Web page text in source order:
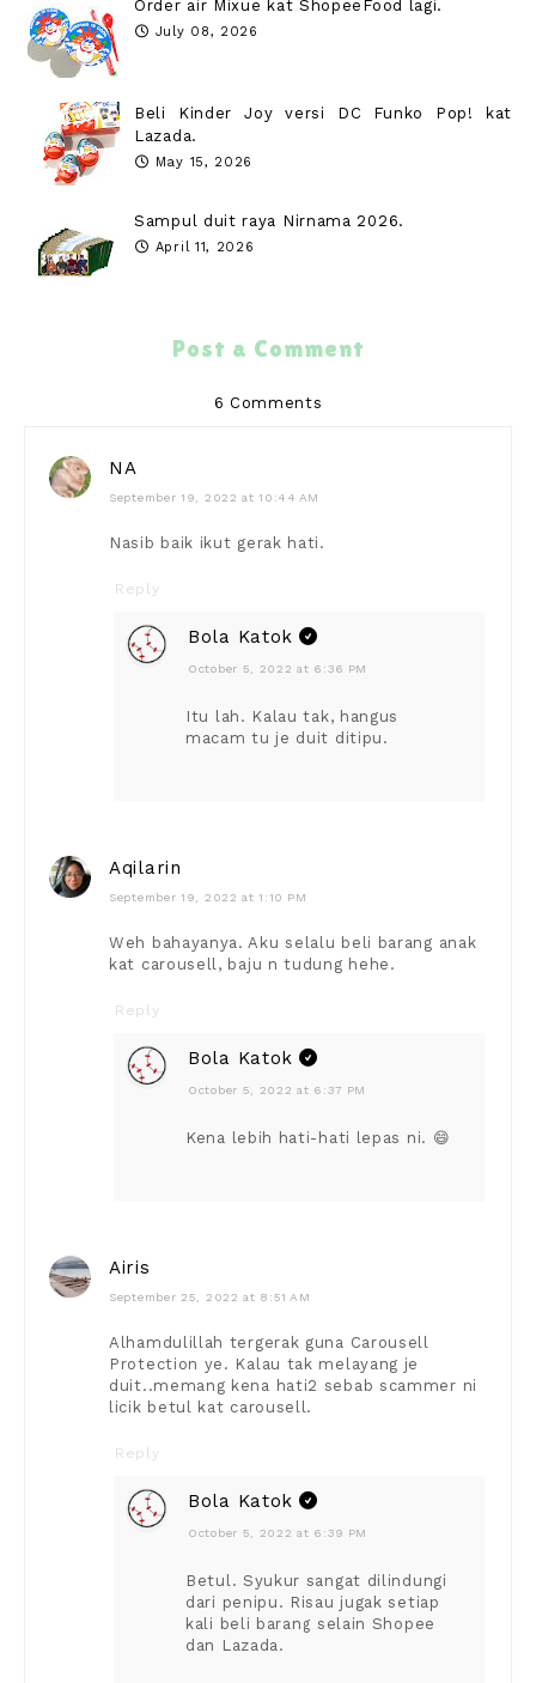
Order air Mixue kat ShopeeFood lagi.
July 08, 2026
Beli Kinder Joy versi DC Funko Pop! kat
Lazada.
May 15, 2026
Sampul duit raya Nirnama 2026.
April 11, 2026
Post a Comment
6 Comments
NA
September 19, 2022 at 10:44 AM
Nasib baik ikut gerak hati.
Reply
Bola Katok
October 5, 2022 at 6:36 PM
Itu lah. Kalau tak, hangus
macam tu je duit ditipu.
Aqilarin
September 19, 2022 at 1:10 PM
Weh bahayanya. Aku selalu beli barang anak
kat carousell, baju n tudung hehe.
Reply
Bola Katok
October 5, 2022 at 6:37 PM
Kena lebih hati-hati lepas ni. 😄
Airis
September 25, 2022 at 8:51 AM
Alhamdulillah tergerak guna Carousell
Protection ye. Kalau tak melayang je
duit..memang kena hati2 sebab scammer ni
licik betul kat carousell.
Reply
Bola Katok
October 5, 2022 at 6:39 PM
Betul. Syukur sangat dilindungi
dari penipu. Risau jugak setiap
kali beli barang selain Shopee
dan Lazada.